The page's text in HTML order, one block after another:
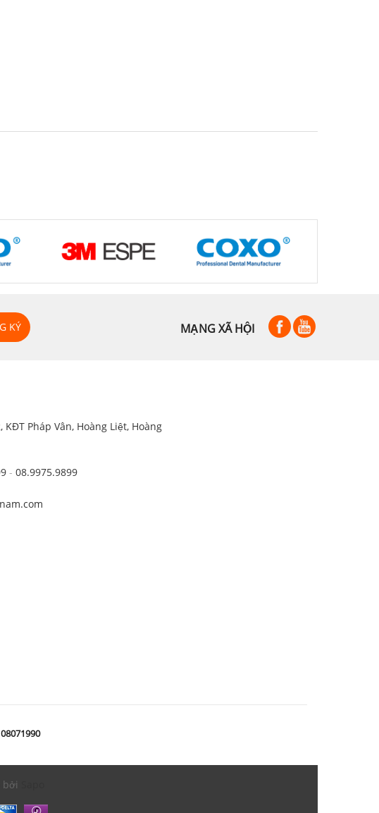
KÝ MẠNG XÃ HỘI
KĐT Pháp Vân, Hoàng Liệt, Hoàng
- 08.9975.9899
bởi